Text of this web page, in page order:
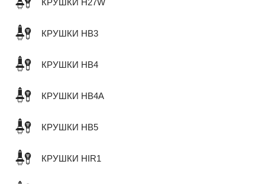
КРУШКИ H27W
КРУШКИ HB3
КРУШКИ HB4
КРУШКИ HB4A
КРУШКИ HB5
КРУШКИ HIR1